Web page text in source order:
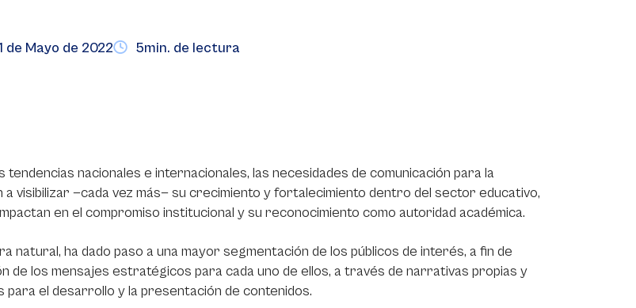
de Mayo de 2022 5min. de lectura
tendencias nacionales e internacionales, las necesidades de comunicación para la
a visibilizar —cada vez más— su crecimiento y fortalecimiento dentro del sector educativo,
en el compromiso institucional y su reconocimiento como autoridad académica.
natural, ha dado paso a una mayor segmentación de los públicos de interés, a fin de
de los mensajes estratégicos para cada uno de ellos, a través de narrativas propias y
para el desarrollo y la presentación de contenidos.